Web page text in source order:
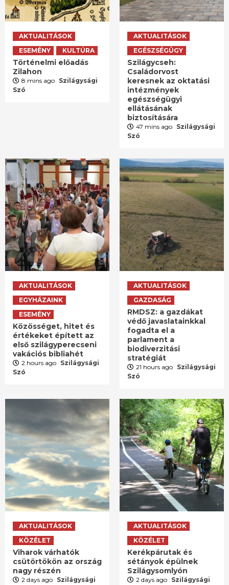
AKTUALITÁSOK
ESEMÉNY
KULTÚRA
Történelmi előadás
Zilahon
8 mins ago Szilágysági
Szó
AKTUALITÁSOK
EGÉSZSÉGÜGY
Szilágycseh:
Családorvost
keresnek az oktatási
intézmények
egészségügyi
ellátásának
biztosítására
47 mins ago Szilágysági
Szó
AKTUALITÁSOK
EGYHÁZAINK
ESEMÉNY
Közösséget, hitet és
értékeket épített az
első szilágyperecseni
vakációs bibliahét
2 hours ago Szilágysági
Szó
AKTUALITÁSOK
GAZDASÁG
RMDSZ: a gazdákat
védő javaslatainkkal
fogadta el a
parlament a
biodiverzitási
stratégiát
21 hours ago Szilágysági
Szó
AKTUALITÁSOK
KÖZÉLET
Viharok várhatók
csütörtökön az ország
nagy részén
2 days ago Szilágysági
AKTUALITÁSOK
KÖZÉLET
Kerékpárutak és
sétányok épülnek
Szilágysomlyón
2 days ago Szilágysági